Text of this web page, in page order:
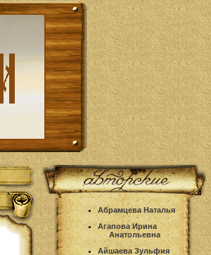
Абрамцева Наталья
Агапова Ирина
Анатольевна
Айшаева Зульфия